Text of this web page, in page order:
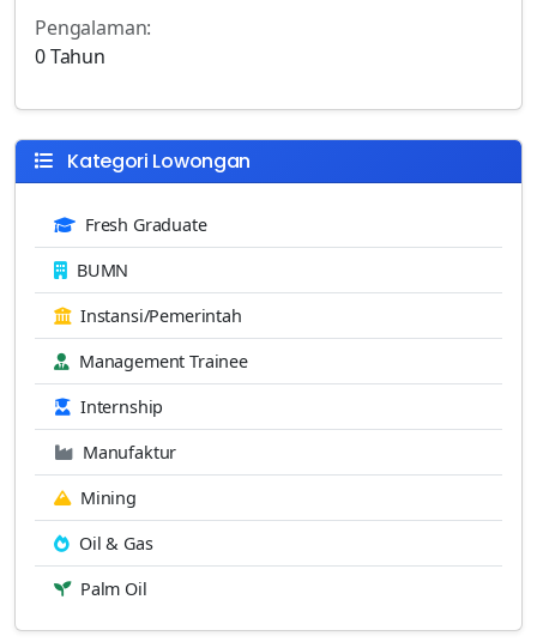
Pengalaman:
0 Tahun
Kategori Lowongan
Fresh Graduate
BUMN
Instansi/Pemerintah
Management Trainee
Internship
Manufaktur
Mining
Oil & Gas
Palm Oil